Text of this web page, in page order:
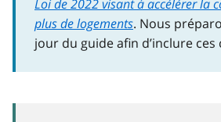
Loi de 2022 visant à accélérer la
plus de logements. Nous
jour du guide afin d’inclure ces